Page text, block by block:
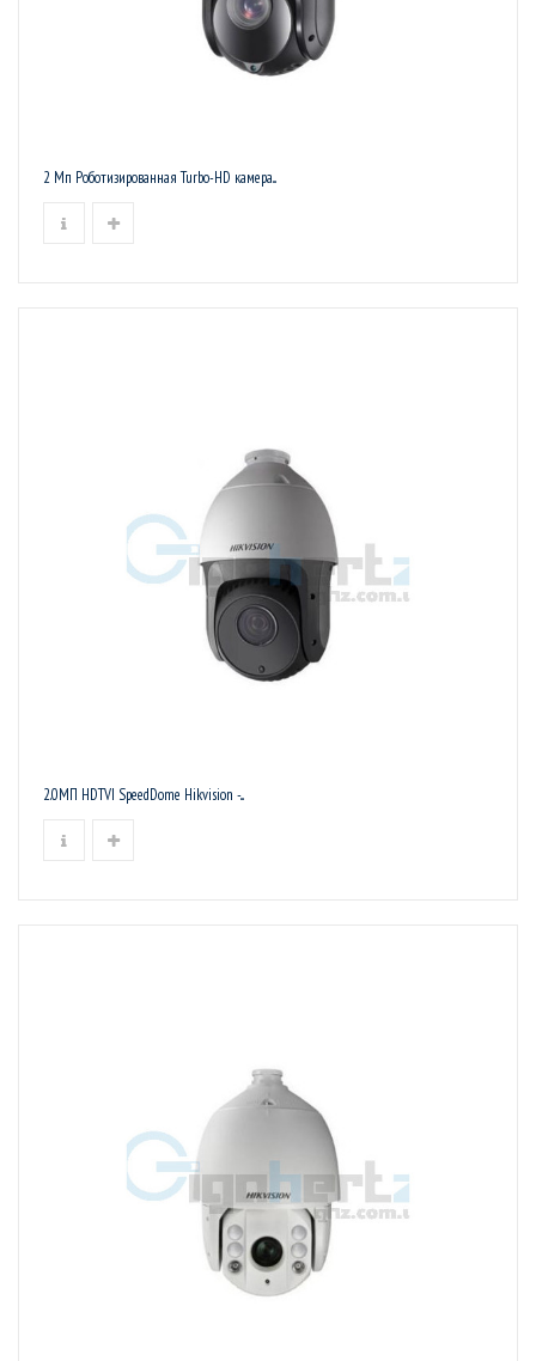
2 Мп Роботизированная Turbo-HD камера...
2.0МП HDTVI SpeedDome Hikvision -...